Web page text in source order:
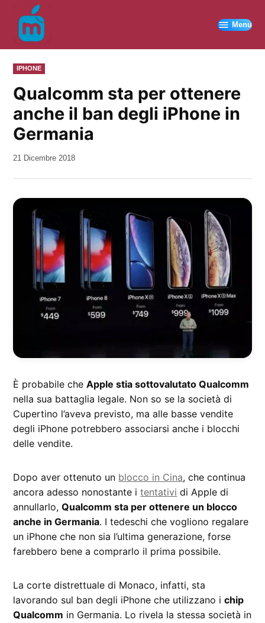
contenuto
Menu
PUBBLICATO
IN
IPHONE
Qualcomm sta per ottenere
anche il ban degli iPhone in
Germania
da
21 Dicembre 2018
È probabile cheApple stia sottovalutato Qualcomm
nella sua battaglia legale. Non so se la società di
Cupertino l’aveva previsto, ma alle basse vendite
degli iPhone potrebbero associarsi anche i blocchi
delle vendite.
Dopo aver ottenuto un blocco in Cina, che continua
ancora adesso nonostante itentativi di Apple di
annullarlo,Qualcomm sta per ottenere un blocco
anche in Germania. I tedeschi che vogliono regalare
un iPhone che non sia l’ultima generazione, forse
farebbero bene a comprarlo il prima possibile.
La corte distrettuale di Monaco, infatti, sta
lavorando sul ban degli iPhone che utilizzano ichip
Qualcomm in Germania. Lo rivela la stessa società in